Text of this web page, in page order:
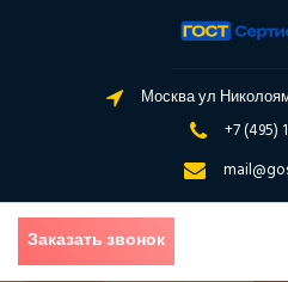
Москва ул
+7 (495)
Заказать звонок